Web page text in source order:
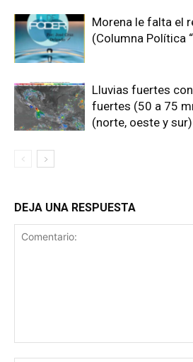
Morena le falta el
(Columna Política
Lluvias fuertes
fuertes (50 a 75
(norte, oeste y sur)
DEJA UNA RESPUESTA